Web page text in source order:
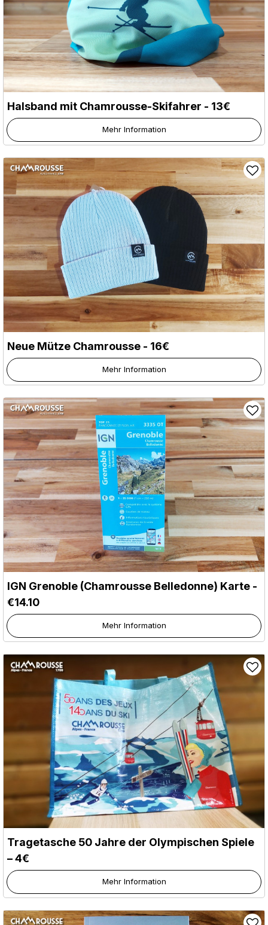
Halsband mit Chamrousse-Skifahrer - 13€
Mehr Information
Neue Mütze Chamrousse - 16€
Mehr Information
IGN Grenoble (Chamrousse Belledonne) Karte -
€14.10
Mehr Information
Tragetasche 50 Jahre der Olympischen Spiele
– 4€
Mehr Information